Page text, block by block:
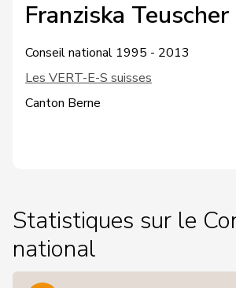
Franziska Teuscher
Conseil national 1995 - 2013
Les VERT-E-S suisses
Canton Berne
Statistiques sur le
national